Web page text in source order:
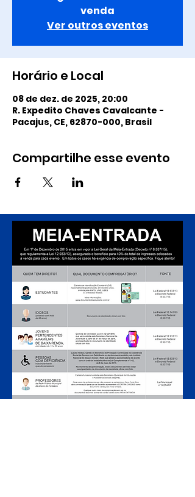
venda
Ver outros eventos
Horário e Local
08 de dez. de 2025, 20:00
R. Expedito Chaves Cavalcante -
Pacajus, CE, 62870-000, Brasil
Compartilhe esse evento